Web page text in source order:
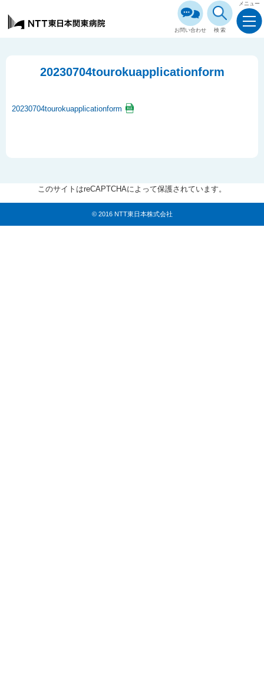
お問い合わせ 検索
メニュー
20230704tourokuapplicationform
20230704tourokuapplicationform
このサイトはreCAPTCHAによって保護されています。
© 2016 NTT東日本株式会社